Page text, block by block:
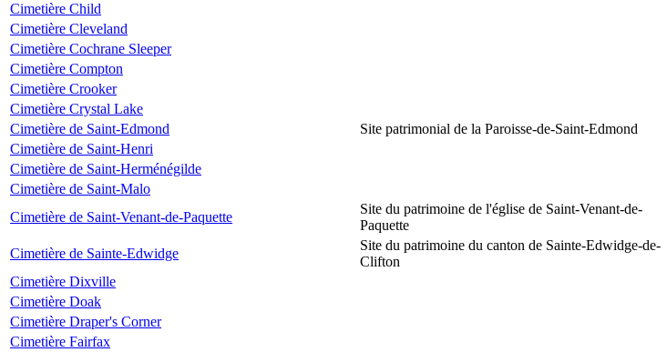
Cimetière Child
Cimetière Cleveland
Cimetière Cochrane Sleeper
Cimetière Compton
Cimetière Crooker
Cimetière Crystal Lake
Cimetière de Saint-Edmond
Site patrimonial de la Paroisse-de-Saint-Edmond
Cimetière de Saint-Henri
Cimetière de Saint-Herménégilde
Cimetière de Saint-Malo
Cimetière de Saint-Venant-de-Paquette
Site du patrimoine de l'église de Saint-Venant-de-
Paquette
Cimetière de Sainte-Edwidge
Site du patrimoine du canton de Sainte-Edwidge-de-
Clifton
Cimetière Dixville
Cimetière Doak
Cimetière Draper's Corner
Cimetière Fairfax